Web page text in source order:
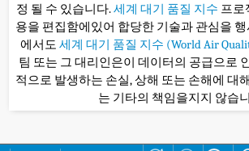
정 될 수 있습니다.세계 대기 품질 지수 프로
용을 편집함에있어 합당한 기술과 관심을
에서도 세계 대기 품질 지수 (World Air
팀 또는 그 대리인은이 데이터의 공급으로
적으로 발생하는 손실, 상해 또는 손해에 대
는 기타의 책임을지지 않습